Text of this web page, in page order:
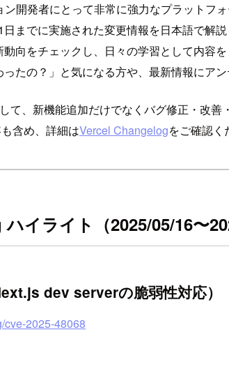
開発者にとって非常に強力なプラットフ
までに実施された変更情報を日本語で解説
向をチェックし、日々の学習として内容を
ったの？」と気になる方や、最新情報にア
て、新機能追加だけでなくバグ修正・改善
含め、詳細はVercel Changelogをご確認く
イライト（2025/05/16〜
dev serverの脆弱性対応）
cve-2025-48068